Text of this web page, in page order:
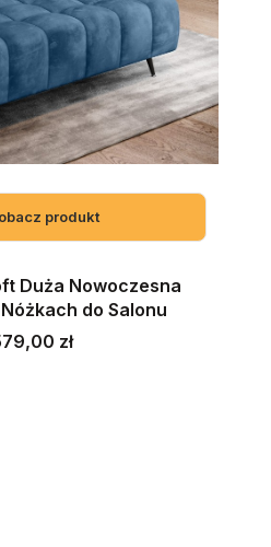
produkt
Duża Nowoczesna
do Salonu
zł